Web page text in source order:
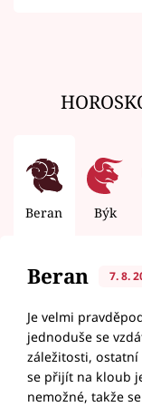
Beran Býk
Beran 7. 8.
Je velmi
jednoduše se
záležitosti,
se přijít na kloub
nemožné, takže